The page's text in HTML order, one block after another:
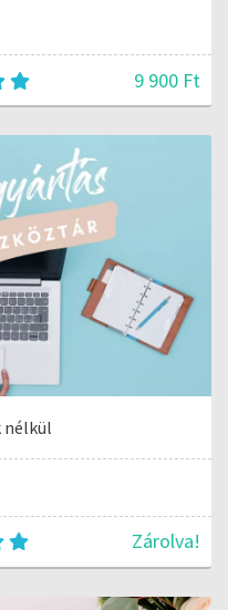
9 900 Ft
nélkül
Zárolva!